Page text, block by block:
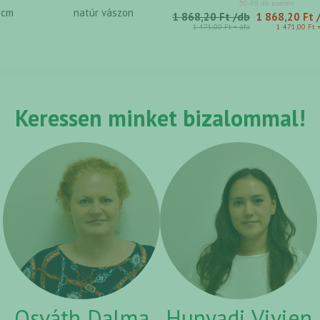
natúr vászon 1 868,20 Ft/db 1 868,20 Ft
1 471,00 Ft+ áfa 1 471,00 Ft
Keressen minket bizalommal!